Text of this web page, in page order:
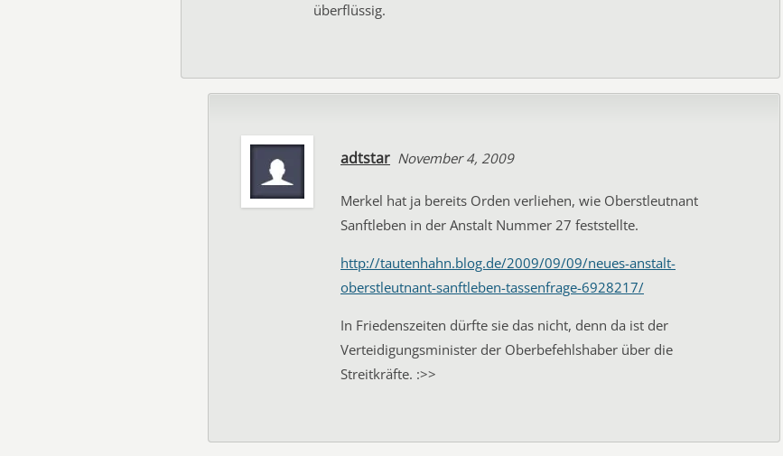
überflüssig.
adtstar November 4, 2009
Merkel hat ja bereits Orden verliehen, wie Oberstleutnant
Sanftleben in der Anstalt Nummer 27 feststellte.
http://tautenhahn.blog.de/2009/09/09/neues-anstalt-
oberstleutnant-sanftleben-tassenfrage-6928217/
In Friedenszeiten dürfte sie das nicht, denn da ist der
Verteidigungsminister der Oberbefehlshaber über die
Streitkräfte. :>>